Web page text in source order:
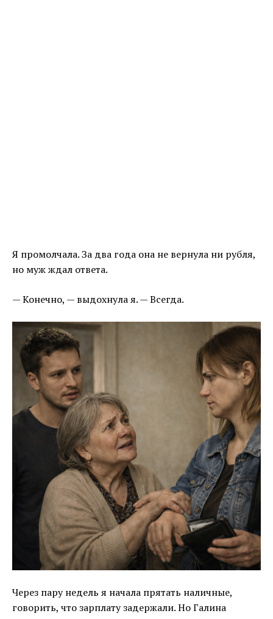
Я промолчала. За два года она не вернула ни рубля,
но муж ждал ответа.
— Конечно, — выдохнула я. — Всегда.
Через пару недель я начала прятать наличные,
говорить, что зарплату задержали. Но Галина